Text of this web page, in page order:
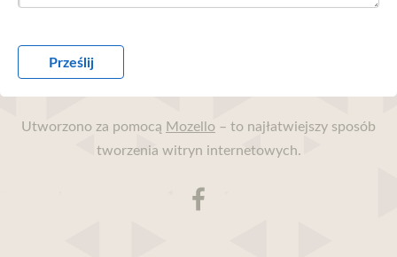
Utworzono za pomocą Mozello – to najłatwiejszy sposób
tworzenia witryn internetowych.